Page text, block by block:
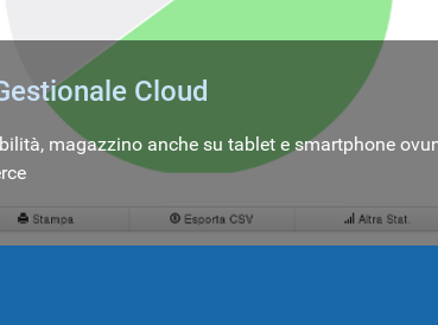
Cloud
magazzino anche su tablet e smartphone